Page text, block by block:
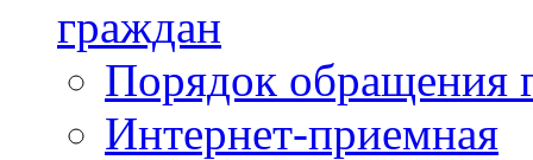
граждан
Порядок обращения
Интернет-приемная